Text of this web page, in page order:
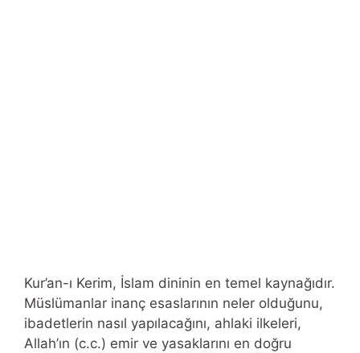
Kur’an-ı Kerim, İslam dininin en temel kaynağıdır.
Müslümanlar inanç esaslarının neler olduğunu,
ibadetlerin nasıl yapılacağını, ahlaki ilkeleri,
Allah’ın (c.c.) emir ve yasaklarını en doğru